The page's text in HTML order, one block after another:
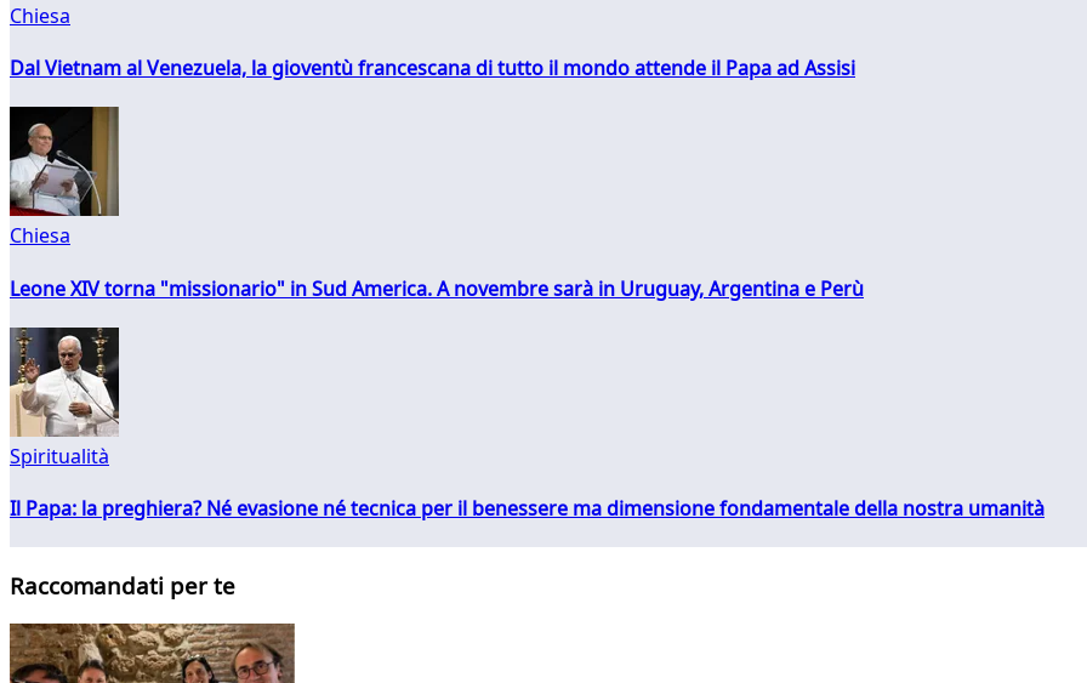
Chiesa
Dal Vietnam al Venezuela, la gioventù francescana di tutto il mondo attende il Papa ad Assisi
Chiesa
Leone XIV torna "missionario" in Sud America. A novembre sarà in Uruguay, Argentina e Perù
Spiritualità
Il Papa: la preghiera? Né evasione né tecnica per il benessere ma dimensione fondamentale della nostra umanità
Raccomandati per te